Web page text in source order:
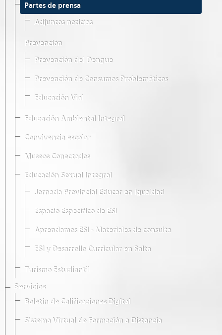
Partes de prensa
Adjuntos noticias
Prevención
Prevención del Dengue
Prevención de Consumos Problemáticos
Educación Vial
Educación Ambiental Integral
Convivencia escolar
Museos Conectados
Educación Sexual Integral
Jornada Provincial Educar en Igualdad
Espacio Específico de ESI
Aprendamos ESI - Materiales de consulta
ESI y Desarrollo Curricular en Salta
Turismo Estudiantil
Servicios
Boletín de Calificaciones Digital
Sistema Virtual de Formación a Distancia